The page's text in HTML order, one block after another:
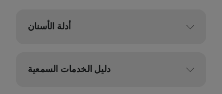
أدلة الأسنان
دليل الخدمات السمعية